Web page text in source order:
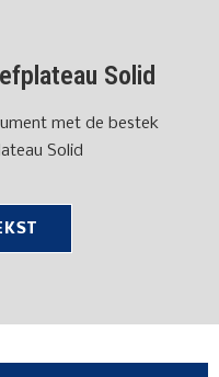
Solid
met de bestek
Solid